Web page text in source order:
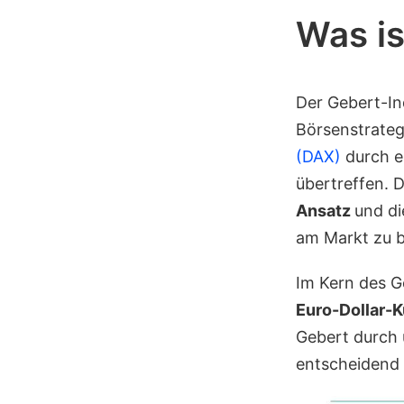
Was
Der Gebert-
(DAX) durch
übertreffen.
Ansatz und
am Markt zu
Im Kern des
Euro-Dollar-
Gebert durch